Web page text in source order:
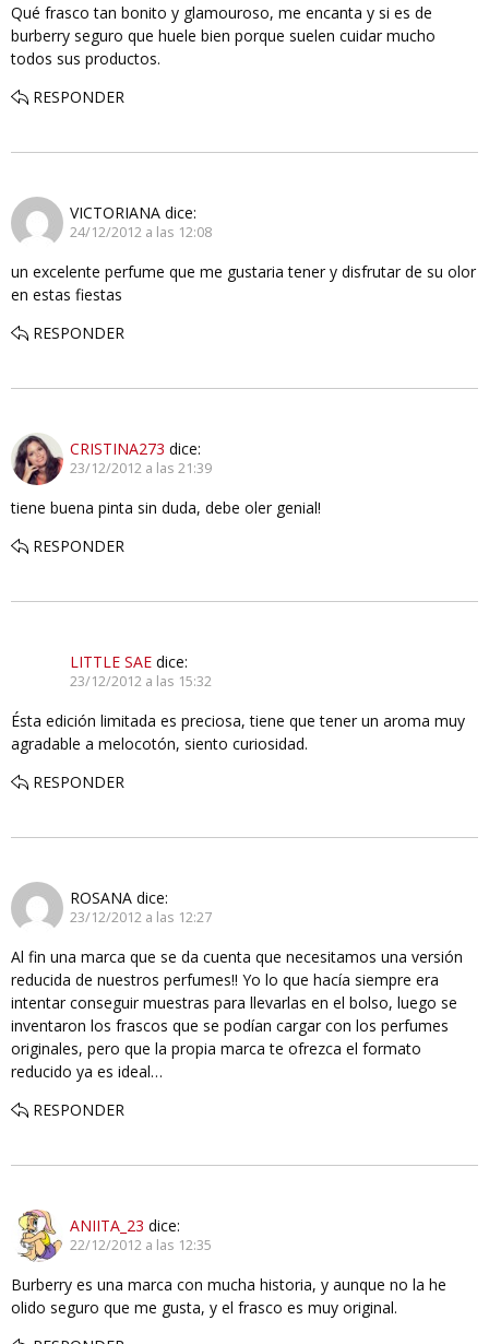
Qué frasco tan bonito y glamouroso, me encanta y si es de
burberry seguro que huele bien porque suelen cuidar mucho
todos sus productos.
RESPONDER
VICTORIANA dice:
24/12/2012 a las 12:08
un excelente perfume que me gustaria tener y disfrutar de su olor
en estas fiestas
RESPONDER
CRISTINA273 dice:
23/12/2012 a las 21:39
tiene buena pinta sin duda, debe oler genial!
RESPONDER
LITTLE SAE dice:
23/12/2012 a las 15:32
Ésta edición limitada es preciosa, tiene que tener un aroma muy
agradable a melocotón, siento curiosidad.
RESPONDER
ROSANA dice:
23/12/2012 a las 12:27
Al fin una marca que se da cuenta que necesitamos una versión
reducida de nuestros perfumes!! Yo lo que hacía siempre era
intentar conseguir muestras para llevarlas en el bolso, luego se
inventaron los frascos que se podían cargar con los perfumes
originales, pero que la propia marca te ofrezca el formato
reducido ya es ideal…
RESPONDER
ANIITA_23 dice:
22/12/2012 a las 12:35
Burberry es una marca con mucha historia, y aunque no la he
olido seguro que me gusta, y el frasco es muy original.